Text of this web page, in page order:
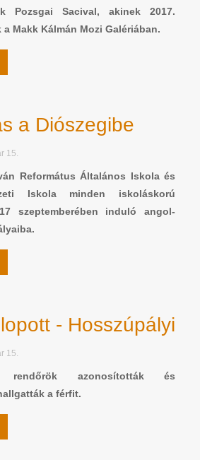
Pozsgai Sacival, akinek 2017.
Makk Kálmán Mozi Galériában.
a Diószegibe
15.
Református Általános Iskola és
Iskola minden iskoláskorú
szeptemberében induló angol-
- Hosszúpályi
15.
rendőrök azonosították és
a férfit.